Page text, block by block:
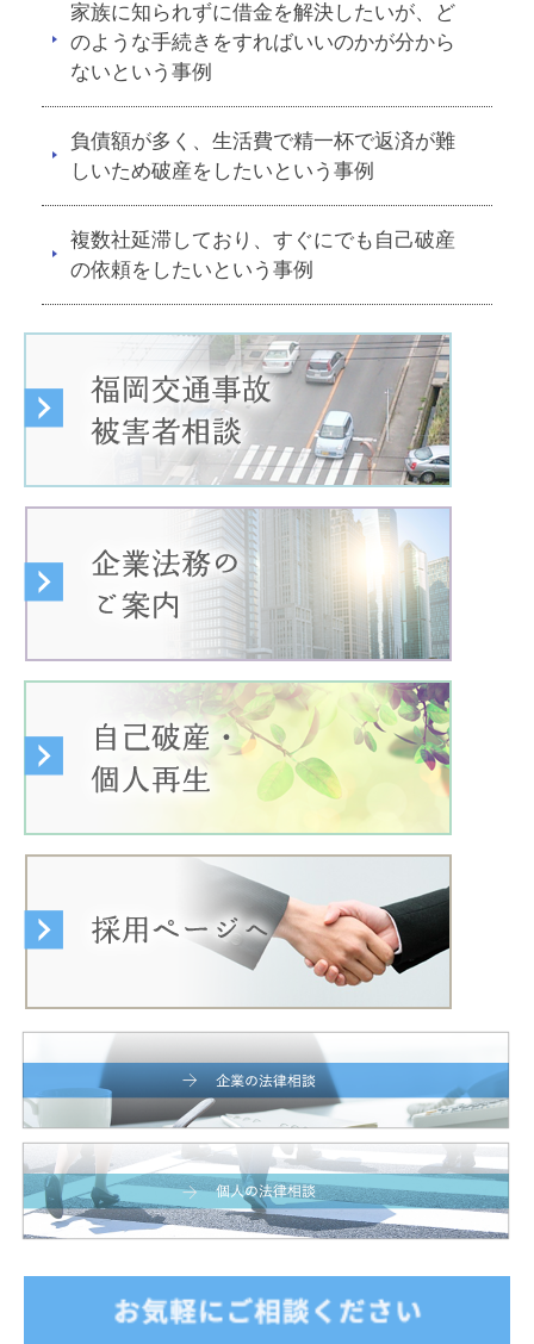
家族に知られずに借金を解決したいが、ど
のような手続きをすればいいのかが分から
ないという事例
負債額が多く、生活費で精一杯で返済が難
しいため破産をしたいという事例
複数社延滞しており、すぐにでも自己破産
の依頼をしたいという事例